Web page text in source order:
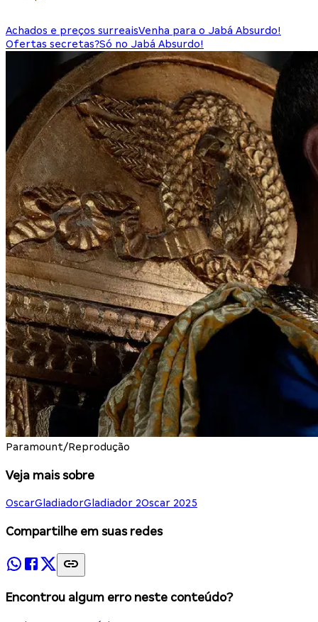
Achados e preços surreaisVenha para o Jabá Absurdo!
Ofertas secretas?Só no Jabá Absurdo!
Paramount/Reprodução
Veja mais sobre
OscarGladiadorGladiador 2Oscar 2025
Compartilhe em suas redes
Encontrou algum erro neste conteúdo?